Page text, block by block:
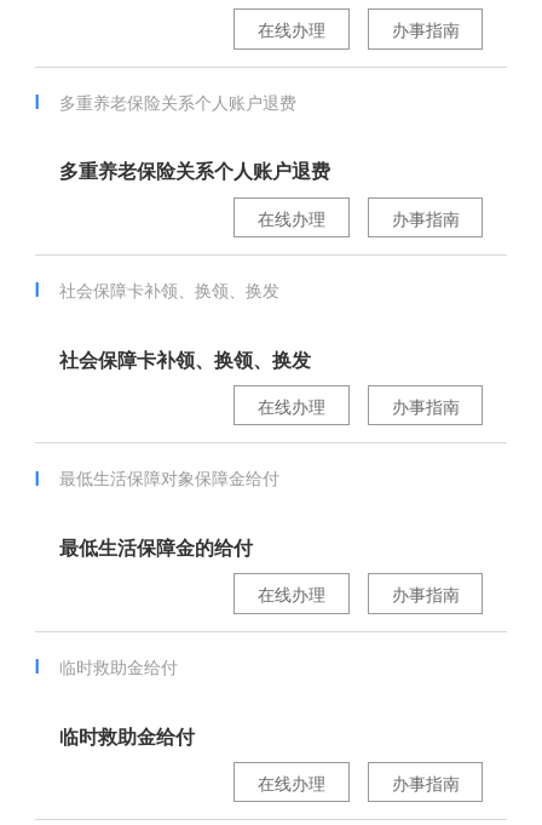
办事指南
在线办理
多重养老保险关系个人账户退费
多重养老保险关系个人账户退费
办事指南
在线办理
社会保障卡补领、换领、换发
社会保障卡补领、换领、换发
办事指南
在线办理
最低生活保障对象保障金给付
最低生活保障金的给付
办事指南
在线办理
临时救助金给付
临时救助金给付
办事指南
在线办理